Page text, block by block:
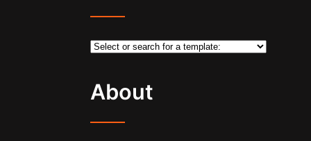
About